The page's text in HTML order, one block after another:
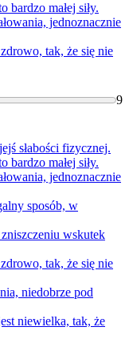
bardzo małej siły.
jednoznacznie
tak, że się nie
9
słabości fizycznej.
bardzo małej siły.
jednoznacznie
sposób, w
wskutek
tak, że się nie
niedobrze pod
niewielka, tak, że